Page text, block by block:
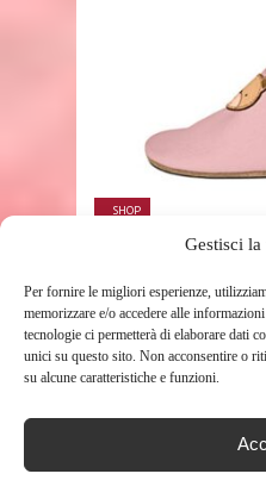
Gestisci
Per fornire le migliori esperienze,
memorizzare e/o accedere alle
tecnologie ci permetterà di elaborare dati
unici su questo sito. Non acconsentire o
su alcune caratteristiche e funzioni.
SHOP
RAGAZZE E
– ROSA